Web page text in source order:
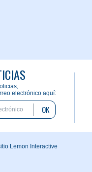
electrónico aquí:
OK
Lemon Interactive